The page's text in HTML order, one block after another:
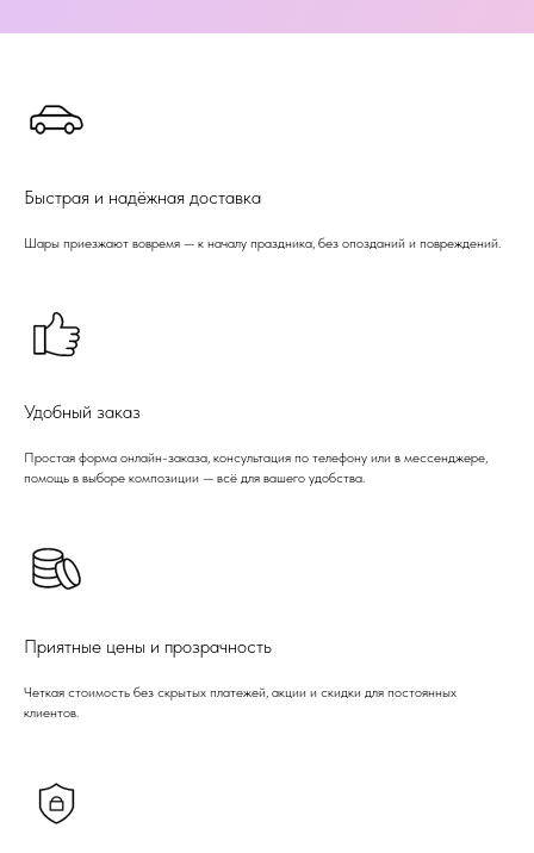
Быстрая и надёжная доставка
Шары приезжают вовремя — к началу праздника, без опозданий и повреждений.
Удобный заказ
Простая форма онлайн-заказа, консультация по телефону или в мессенджере,
помощь в выборе композиции — всё для вашего удобства.
Приятные цены и прозрачность
Четкая стоимость без скрытых платежей, акции и скидки для постоянных
клиентов.